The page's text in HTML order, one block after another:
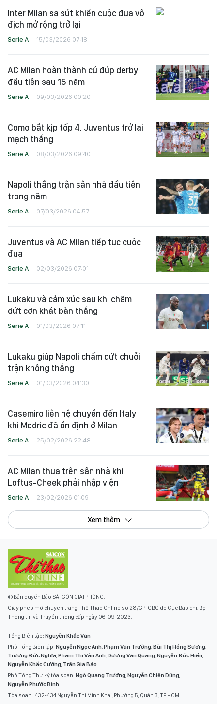
Inter Milan sa sút khiến cuộc đua vô
địch mở rộng trở lại
Serie A 15/03/2026 07:18
AC Milan hoàn thành cú đúp derby
đầu tiên sau 15 năm
Serie A 09/03/2026 00:20
Como bắt kịp tốp 4, Juventus trở lại
mạch thắng
Serie A 08/03/2026 09:40
Napoli thắng trận sân nhà đầu tiên
trong năm
Serie A 07/03/2026 04:57
Juventus và AC Milan tiếp tục cuộc
đua
Serie A 02/03/2026 07:01
Lukaku và cảm xúc sau khi chấm
dứt cơn khát bàn thắng
Serie A 01/03/2026 07:11
Lukaku giúp Napoli chấm dứt chuỗi
trận không thắng
Serie A 01/03/2026 04:30
Casemiro liên hệ chuyển đến Italy
khi Modric đã ổn định ở Milan
Serie A 25/02/2026 22:48
AC Milan thua trên sân nhà khi
Loftus-Cheek phải nhập viện
Serie A 23/02/2026 01:09
Xem thêm
© Bản quyền Báo SÀI GÒN GIẢI PHÓNG.
Giấy phép mở chuyên trang Thể Thao Online số 28/GP-CBC do Cục Báo chí, Bộ
Thông tin và Truyền thông cấp ngày 06-09-2023.
Tổng Biên tập: Nguyễn Khắc Văn
Phó Tổng Biên tập: Nguyễn Ngọc Anh,Phạm Văn Trường,Bùi Thị Hồng Sương,
Trương Đức Nghĩa,Phạm Thị Vân Anh,Dương Văn Quang,Nguyễn Đức Hiển,
Nguyễn Khắc Cường, Trần Gia Bảo
Phó Tổng Thư ký tòa soạn: Ngô Quang Trưởng,Nguyễn Chiến Dũng,
Nguyễn Phước Bình
Tòa soạn : 432-434 Nguyễn Thị Minh Khai, Phường 5, Quận 3, TP.HCM